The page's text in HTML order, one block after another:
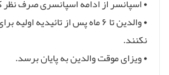
• اسپانسر از ادامه اسپانسری صرف نظر
• والدین تا ۶ ماه پس از تائیدیه
نکنند.
• ویزای موقت والدین به پایان برسد.